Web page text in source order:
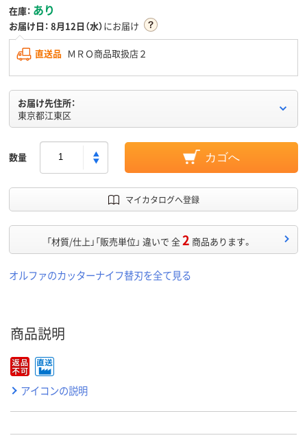
在庫： あり
お届け日： 8月12日（水）にお届け
直送品 ＭＲＯ商品取扱店２
お届け先住所：
東京都江東区
数量 カゴへ
マイカタログへ登録
「材質/仕上」「販売単位」 違いで 全2 商品あります。
オルファのカッターナイフ替刃を全て見る
商品説明
アイコンの説明